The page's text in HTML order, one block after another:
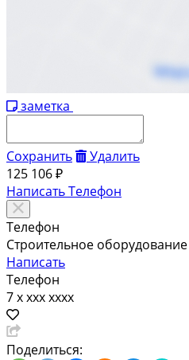
заметка
Сохранить
Удалить
125 106 ₽
НаписатьТелефон
Телефон
Строительное оборудование
Написать
Телефон
7 x xxx xxxx
Поделиться: